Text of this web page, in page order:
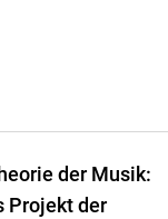
der Musik:
Projekt der